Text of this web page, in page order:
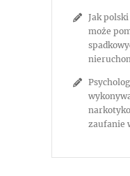
Jak polski
może
zaufanie